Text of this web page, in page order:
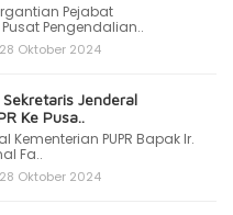
Pejabat
Pengendalian..
28 Oktober 2024
Jenderal
Ke Pusa..
Kementerian PUPR Bapak Ir.
Fa..
28 Oktober 2024